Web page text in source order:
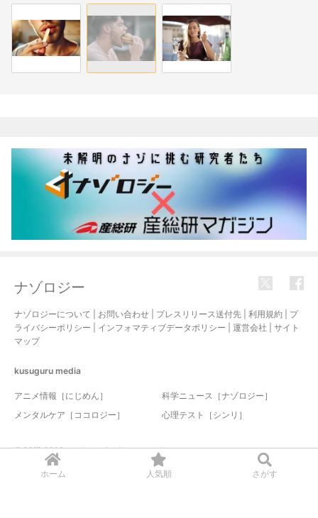
ホーム 人気順 さがす
ナゾロジー
ナゾロジーについて お問い合わせ プレスリリース送付先 利用規約
プ
ライバシーポリシー
インフォマティブデータポリシー 運営会社
サイト
マップ
kusuguru media
アニメ情報［にじめん］
科学ニュース［ナゾロジー］
メンタルケア［ココロジー］
心理テスト［シンリ］
© 2017-2026 nazology. all rights reserved.